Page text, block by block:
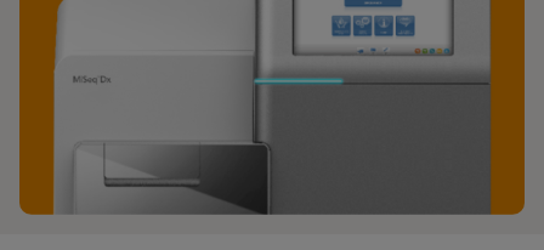
询价